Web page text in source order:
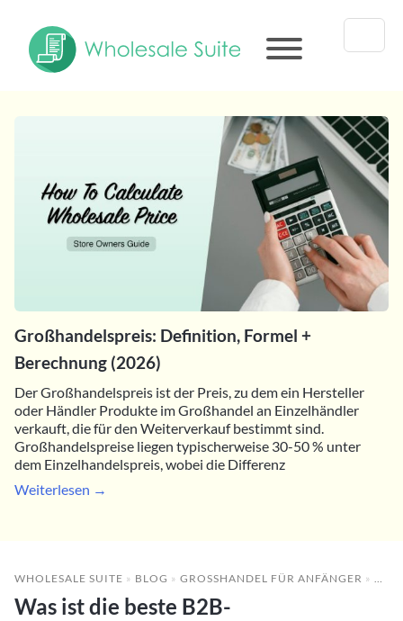
Großhandelspreis: Definition, Formel +
Berechnung (2026)
Der Großhandelspreis ist der Preis, zu dem ein Hersteller
oder Händler Produkte im Großhandel an Einzelhändler
verkauft, die für den Weiterverkauf bestimmt sind.
Großhandelspreise liegen typischerweise 30-50 % unter
dem Einzelhandelspreis, wobei die Differenz
Weiterlesen →
WHOLESALE SUITE » BLOG » GROSSHANDEL FÜR ANFÄNGER »
Was ist die beste B2B-